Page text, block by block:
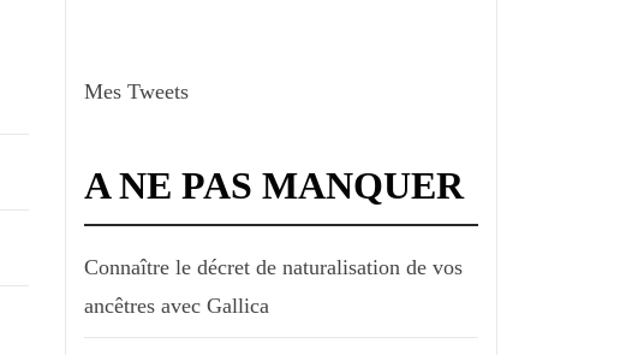
Mes Tweets
A NE PAS MANQUER
Connaître le décret de naturalisation de vos
ancêtres avec Gallica